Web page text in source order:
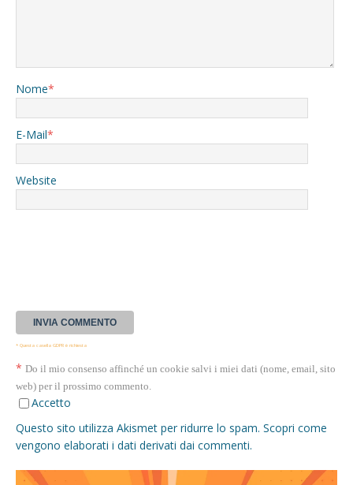
Nome*
E-Mail*
Website
* Questa casella GDPR è richiesta
* Do il mio consenso affinché un cookie salvi i miei dati (nome, email, sito
web) per il prossimo commento.
Accetto
Questo sito utilizza Akismet per ridurre lo spam. Scopri come
vengono elaborati i dati derivati dai commenti.